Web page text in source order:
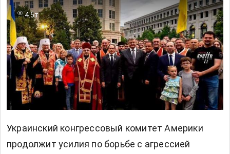
4.5т
Украинский конгрессовый комитет Америки
продолжит усилия по борьбе с агрессией